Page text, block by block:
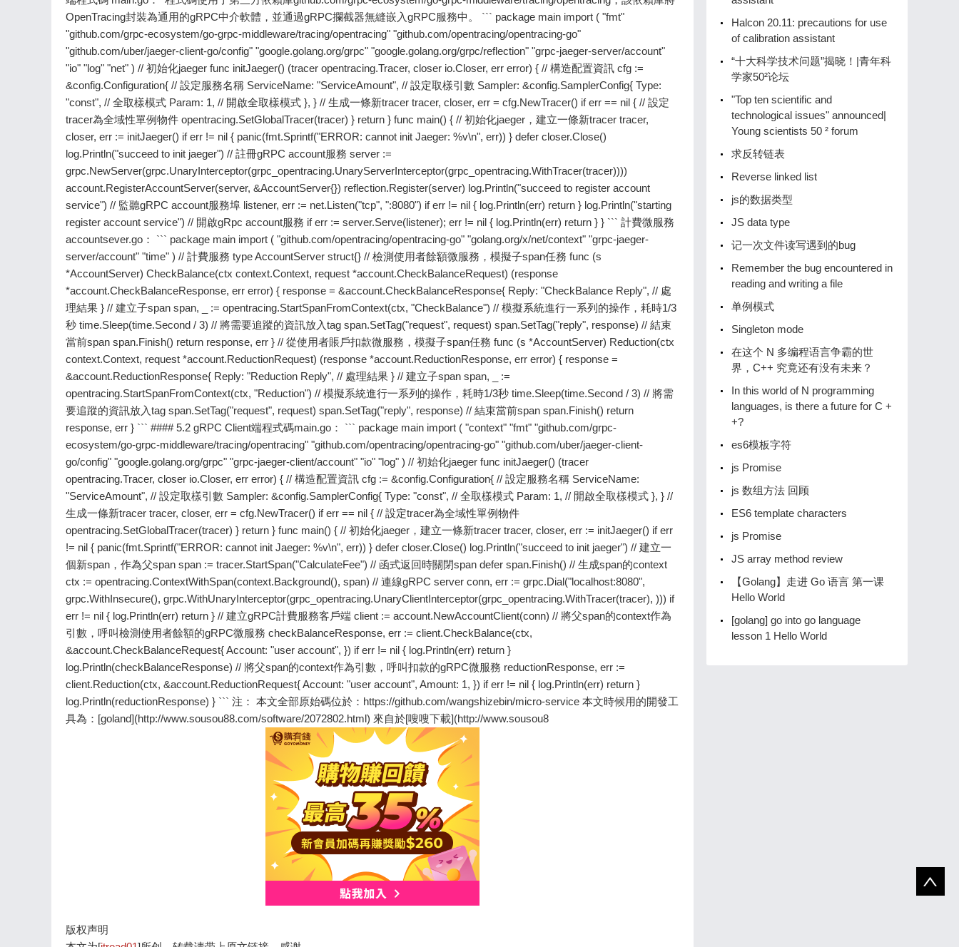
版权声明
Halcon 20.11: precautions for use
of calibration assistant
“十大科学技术问题”揭晓！|青年科
学家50²论坛
"Top ten scientific and
technological issues" announced|
Young scientists 50 ² forum
求反转链表
Reverse linked list
js的数据类型
JS data type
记一次文件读写遇到的bug
Remember the bug encountered in
reading and writing a file
单例模式
Singleton mode
在这个 N 多编程语言争霸的世
界，C++ 究竟还有没有未来？
In this world of N programming
languages, is there a future for C +
+?
es6模板字符
js Promise
js 数组方法 回顾
ES6 template characters
js Promise
JS array method review
【Golang】️走进 Go 语言️ 第一课
Hello World
[golang] go into go language
lesson 1 Hello World